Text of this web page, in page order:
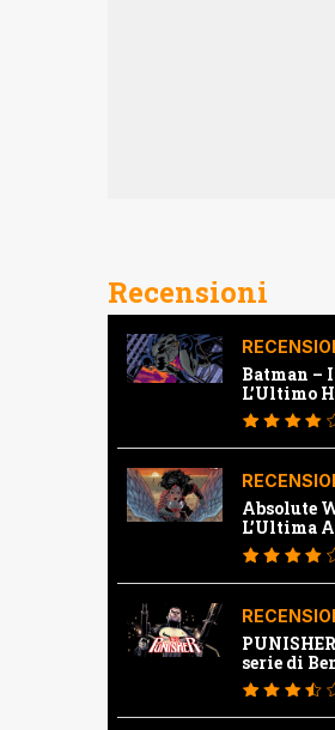
Recensioni
Batman –
L’Ultimo
Absolute
L’Ultima
serie di